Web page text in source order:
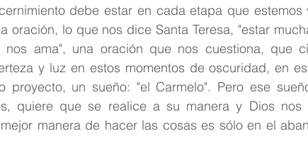
debe estar en cada etapa que estemos
oración, lo que nos dice Santa Teresa, "estar
nos ama", una oración que nos cuestiona, que
y luz en estos momentos de oscuridad, en
proyecto, un sueño: "el Carmelo". Pero ese
quiere que se realice a su manera y Dios nos
manera de hacer las cosas es sólo en el